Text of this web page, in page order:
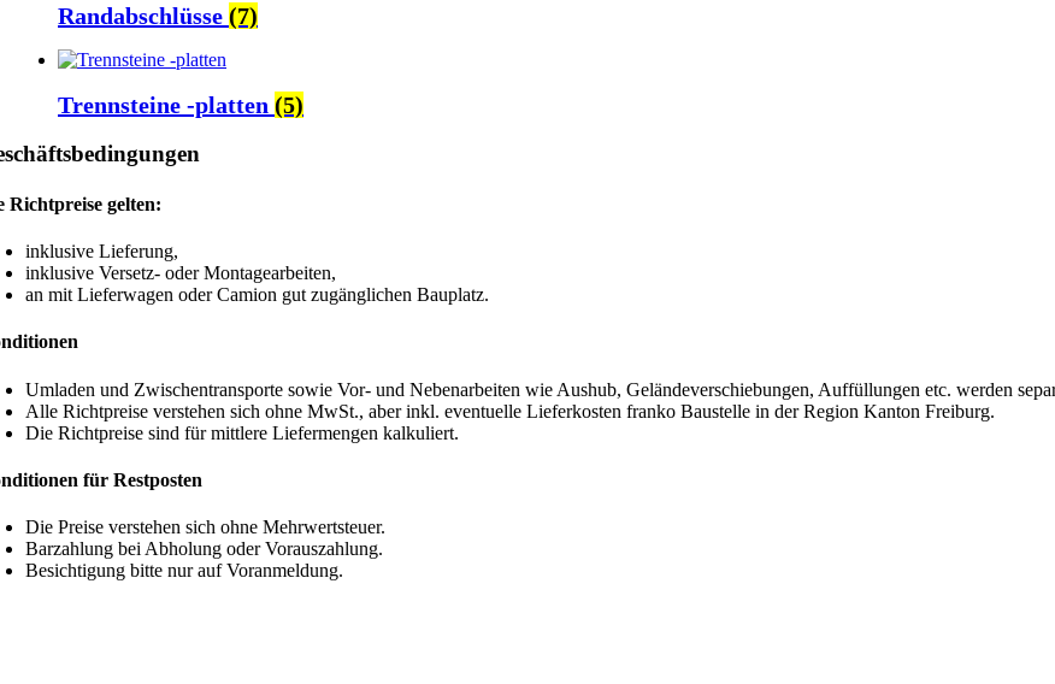
Randabschlüsse (7)
Trennsteine -platten (5)
Richtpreise gelten:
inklusive Lieferung,
inklusive Versetz- oder Montagearbeiten,
an mit Lieferwagen oder Camion gut zugänglichen Bauplatz.
Umladen und Zwischentransporte sowie Vor- und Nebenarbeiten wie Aushub, Geländeverschiebungen, Auffüllungen etc. werden
Alle Richtpreise verstehen sich ohne MwSt., aber inkl. eventuelle Lieferkosten franko Baustelle in der Region Kanton Freiburg.
Die Richtpreise sind für mittlere Liefermengen kalkuliert.
für Restposten
Die Preise verstehen sich ohne Mehrwertsteuer.
Barzahlung bei Abholung oder Vorauszahlung.
Besichtigung bitte nur auf Voranmeldung.